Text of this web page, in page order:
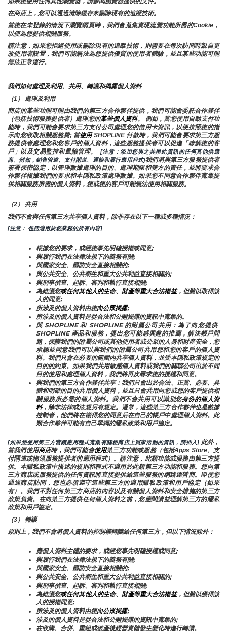
在商店上，您可以通過清除緩存來刪除現有的追蹤技術。
當您在未登錄的情況下瀏覽網頁時，我們會蒐集實現流覽功能所需的Cookie，
以便為您提供相關服務。
請注意，如果您拒絕使用或刪除現有的追蹤技術，則需要在每次訪問時親自更
改使用者設置，我們可能無法為您提供優質的使用者體驗，並且某些功能可能
無法正常運行。
我們如何處理及利用、共用、轉讓和揭露個人資料
（1） 處理及利用
商店的某些功能可能由我們的第三方合作夥伴提供，我們可能會委託合作夥伴
（包括技術服務提供者）處理您的某些個人資料。 例如，當您使用自動支付功
能時，我們可能會要求第三方支付公司處理您的信用卡資訊，以便按照您的指
示向您收取相關服務費; 當使用 SHOPLINE 付款時，我們可能會要求第三方服
務提供者處理您和您客戶的個人資料，這些服務提供者可以促進「瞭解您的客
戶」以及交易監控和風險管理。
[注意：添加您與之共用此資訊的任何其他供應
商。例如，銷售管道、支付閘道、運輸和履行應用程式]我們將與第三方服務提供者
簽署保密協定，以管理數據處理的目的、處理期限和雙方的責任，並將要求合
作夥伴根據我們的要求和本隱私政策處理數據。如果您不同意合作夥伴蒐集提
供相關服務所需的個人資料，您或您的客戶可能無法使用相關服務。
（2） 共用
我們不會與任何第三方共享個人資料，除非存在以下一種或多種情況：
[注意： 包括適用於您業務的所有內容]
根據您的要求，或經您事先明確授權或同意;
與履行我們在法律法規下的義務有關;
與國家安全、國防安全直接相關的;
與公共安全、公共衛生和重大公共利益直接相關的;
與刑事偵查、起訴、審判和執行直接相關;
為維護您或任何其他人的生命、財產等重大合法權益，但難以取得該
人的同意;
所涉及的個人資料由您向公眾揭露;
所涉及的個人資料是從合法和公開揭露的資訊中蒐集的。
與 SHOPLINE 和 SHOPLINE 的附屬公司共用：為了向您提供
SHOPLINE 產品和服務，提出您可能感興趣的推薦，解決帳戶問
題，保護我們的附屬公司或其他使用者或公眾的人身和財產安全，您
承認並同意我們可以與我們的附屬公司共用您和您的客戶的個人資
料。我們只會在必要的範圍內共享個人資料，並受本隱私政策規定的
目的的約束。如果我們共用敏感個人資料或我們的關聯公司出於不同
目的使用和處理個人資料，我們將再次尋求您的授權和同意。
與我們的第三方合作夥伴共享：我們只會出於合法、正當、必要、具
體和明確的目的共用個人資料，並且只會共用向您或您的客戶提供相
關服務所必需的個人資料。我們不會共用可以識別您身份的個人資
料，除非法律或法規另有規定。通常，這些第三方合作夥伴也是數據
控制者，他們將在徵得您的同意后在自己的帳戶中處理個人資料。此
類合作夥伴可能有自己單獨的隱私政策和用戶協定。
[如果您使用第三方营銷應用程式蒐集有關您商店上買家活動的資訊，請插入] 此外，
當我們使用商店時， 我們可能會使用第三方功能或服務（包括Apps Store、支
付閘道或物流服務提供者的應用程式）。請注意，此類功能或服務由第三方提
供。本隱私政策中描述的規則和程式不適用於此類第三方功能和服務。您向第
三方商店或服務提供的任何資訊將直接提供給這些服務的網路運營商。即使您
通過商店訪問，您也必須遵守這些第三方的適用隱私政策和用戶協定（如果
有）。我們不對任何第三方商店的內容以及有關個人資料和安全措施的第三方
政策負責。在向第三方提供任何個人資料之前，您應閱讀並理解第三方的隱私
政策和用戶協定。
（3） 轉讓
原則上，我們不會將個人資料的控制權轉讓給任何第三方，但以下情況除外：
應個人資料主體的要求，或經您事先明確授權或同意;
與履行我們在法律法規下的義務有關;
與國家安全、國防安全直接相關的;
與公共安全、公共衛生和重大公共利益直接相關的;
與刑事偵查、起訴、審判和執行直接相關;
為維護您或任何其他人的生命、財產等重大合法權益，但難以獲得該
人的授權同意;
所涉及的個人資料由您向公眾揭露;
涉及的個人資料是從合法和公開揭露的資訊中蒐集的;
在收購、合併、重組或破產後經營實體發生變化時進行轉讓。